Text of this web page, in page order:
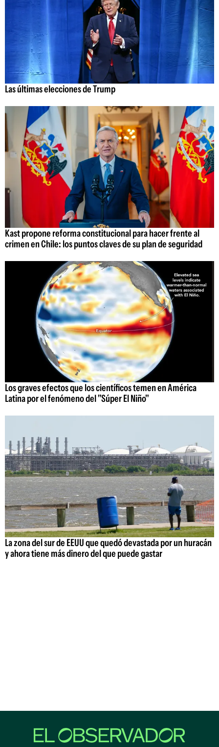
Las últimas elecciones de Trump
Kast propone reforma constitucional para hacer frente al
crimen en Chile: los puntos claves de su plan de seguridad
Los graves efectos que los científicos temen en América
Latina por el fenómeno del "Súper El Niño"
La zona del sur de EEUU que quedó devastada por un huracán
y ahora tiene más dinero del que puede gastar